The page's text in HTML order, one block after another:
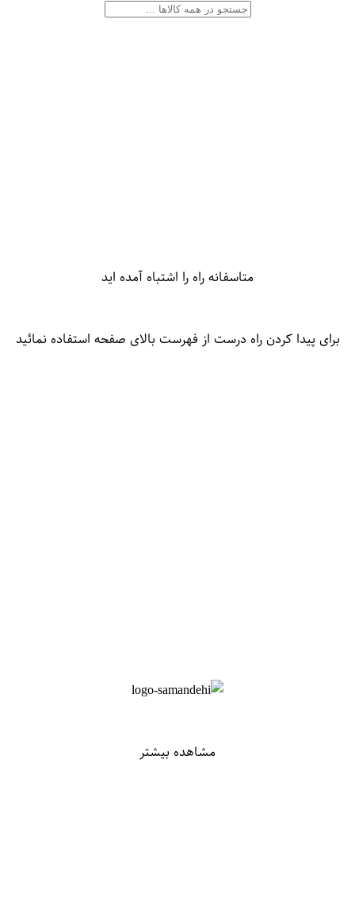
متاسفانه راه را اشتباه آمده اید
برای پیدا کردن راه درست از فهرست بالای صفحه استفاده نمائید
مشاهده بیشتر